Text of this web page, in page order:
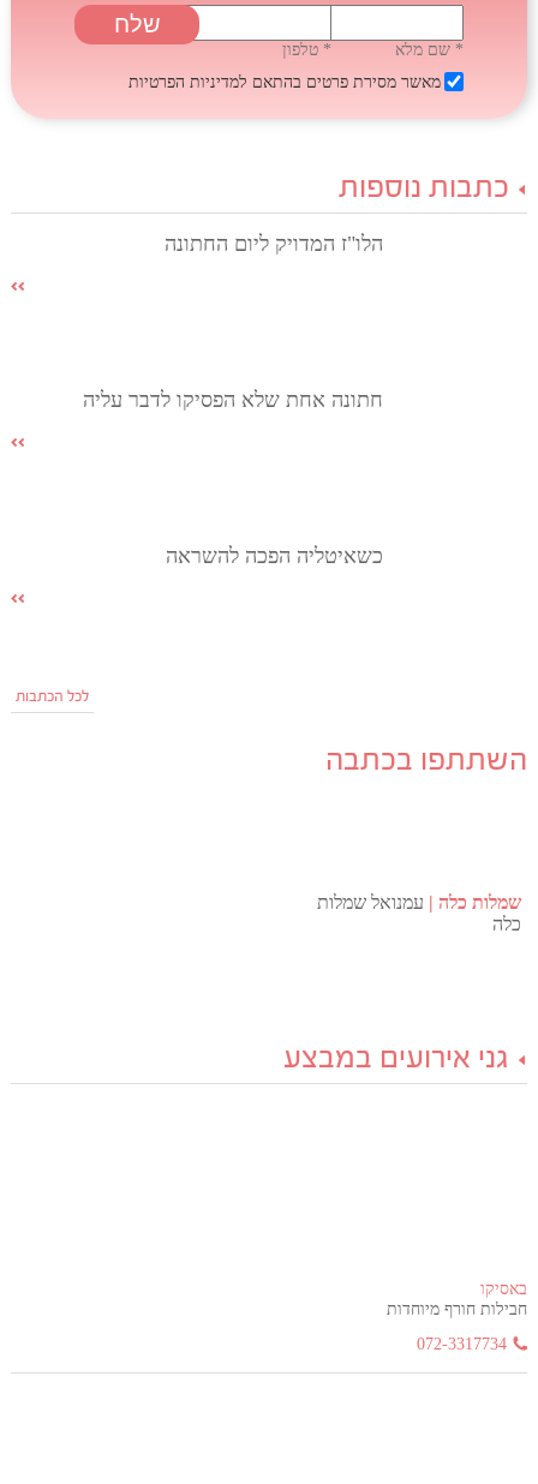
* שם מלא
* טלפון
מאשר מסירת פרטים בהתאם למדיניות הפרטיות
כתבות נוספות
הלו"ז המדויק ליום החתונה
חתונה אחת שלא הפסיקו לדבר עליה
כשאיטליה הפכה להשראה
לכל הכתבות
השתתפו בכתבה
שמלות כלה
עמנואל שמלות
כלה
גני אירועים במבצע
באסיקו
חבילות חורף מיוחדות
072-3317734